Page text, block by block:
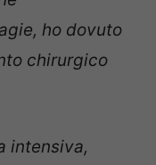
ho dovuto
chirurgico
intensiva,